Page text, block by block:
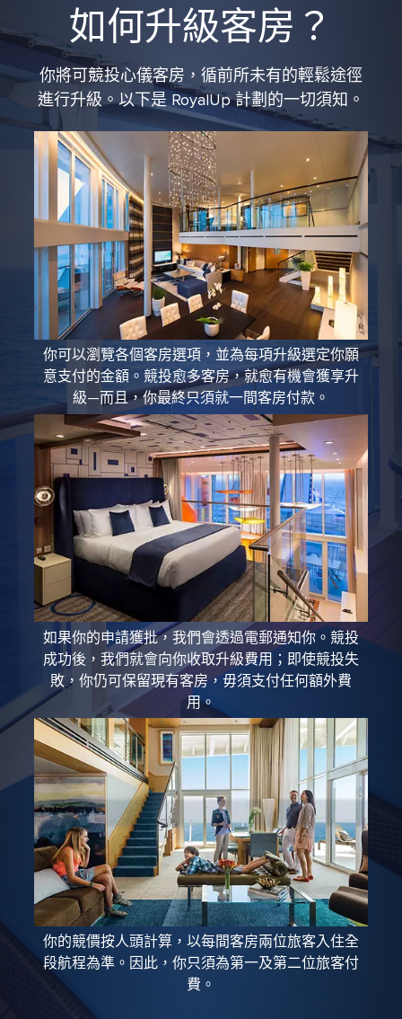
如何升級客房？
你將可競投心儀客房，循前所未有的輕鬆途徑
進行升級。以下是 RoyalUp 計劃的一切須知。
你可以瀏覽各個客房選項，並為每項升級選定你願
意支付的金額。競投愈多客房，就愈有機會獲享升
級—而且，你最終只須就一間客房付款。
如果你的申請獲批，我們會透過電郵通知你。競投
成功後，我們就會向你收取升級費用；即使競投失
敗，你仍可保留現有客房，毋須支付任何額外費
用。
你的競價按人頭計算，以每間客房兩位旅客入住全
段航程為準。因此，你只須為第一及第二位旅客付
費。